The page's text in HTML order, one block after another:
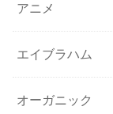
アニメ
エイブラハム
オーガニック